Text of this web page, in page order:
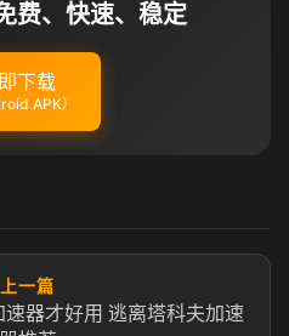
费、快速、稳定
下载
APK）
上一篇
器才好用 逃离塔科夫加速